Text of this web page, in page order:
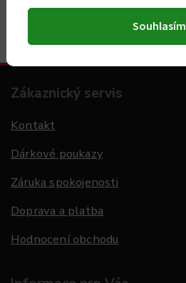
Souhlasím
Zákaznický servis
Kontakt
Dárkové poukazy
Záruka spokojenosti
Doprava a platba
Hodnocení obchodu